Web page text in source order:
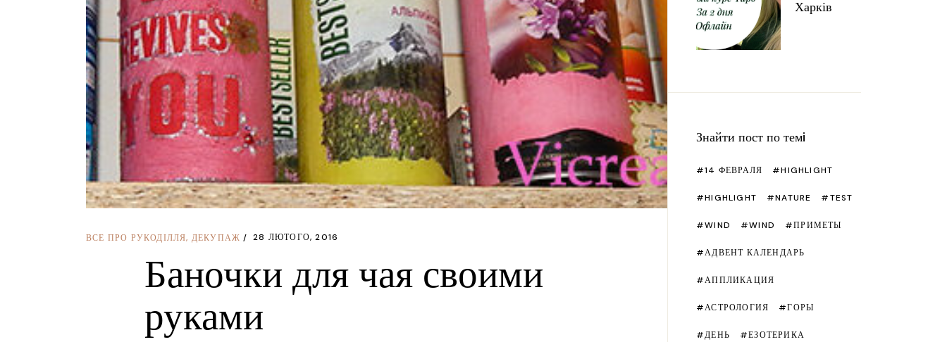
Словенія
США
Швейцарія
Італія
Іспанія
Німеччина
Хорватія
Дитячі ремесла
Кройка та шиття
Полімерна глина
Малюю
Флористика
Торт з памперсів
Мастер класи рiзнi
Подарунки
ВСЕ ПРО РУКОДІЛЛЯ, ДЕКУПАЖ 28 ЛЮТОГО, 2016
Баночки для чая своими
руками
Харків
Знайти пост по темi
14 ФЕВРАЛЯ HIGHLIGHT
HIGHLIGHT NATURE TEST
WIND WIND ПРИМЕТЫ
АДВЕНТ КАЛЕНДАРЬ
АППЛИКАЦИЯ
АСТРОЛОГИЯ ГОРЫ
ДЕНЬ ЕЗОТЕРИКА